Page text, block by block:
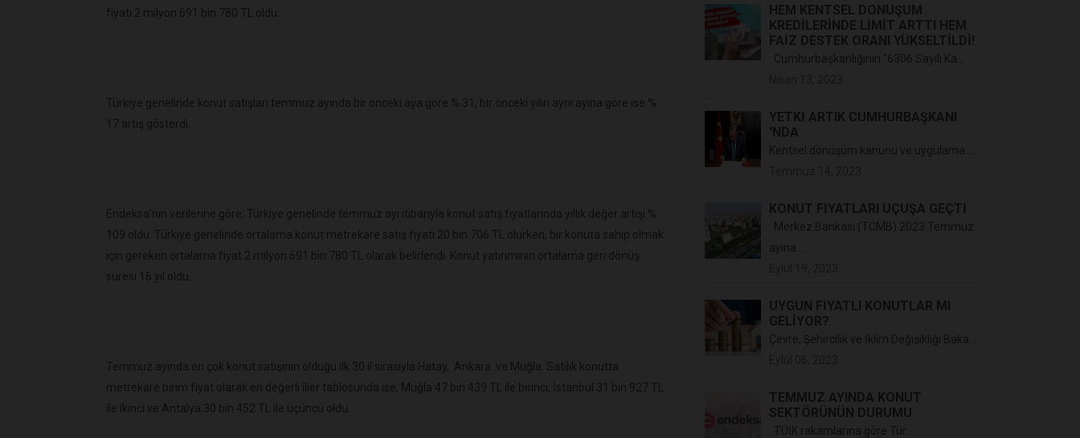
fiyatı 2 milyon 691 bin 780 TL oldu.
Türkiye genelinde konut satışları temmuz ayında bir önceki aya göre % 31, bir önceki yılın aynı ayına göre ise %
17 artış gösterdi.
Endeksa’nın verilerine göre; Türkiye genelinde temmuz ayı itibarıyla konut satış fiyatlarında yıllık değer artışı %
109 oldu. Türkiye genelinde ortalama konut metrekare satış fiyatı 20 bin 706 TL olurken, bir konuta sahip olmak
için gereken ortalama fiyat 2 milyon 691 bin 780 TL olarak belirlendi. Konut yatırımının ortalama geri dönüş
süresi 16 yıl oldu.
Temmuz ayında en çok konut satışının olduğu ilk 30 il sırasıyla Hatay, Ankara ve Muğla. Satılık konutta
metrekare birim fiyat olarak en değerli iller tablosunda ise; Muğla 47 bin 439 TL ile birinci, İstanbul 31 bin 927 TL
ile ikinci ve Antalya 30 bin 452 TL ile üçüncü oldu.
HEM KENTSEL DÖNÜŞÜM
KREDİLERİNDE LİMİT ARTTI HEM
FAİZ DESTEK ORANI YÜKSELTİLDİ!
Cumhurbaşkanlığının "6306 Sayılı Ka...
YETKİ ARTIK CUMHURBAŞKANI
'NDA
Kentsel dönüşüm kanunu ve uygulama ...
KONUT FİYATLARI UÇUŞA GEÇTİ
Merkez Bankası (TCMB) 2023 Temmuz
ayına ...
UYGUN FİYATLI KONUTLAR MI
GELİYOR?
Çevre, Şehircilik ve İklim Değişikliği Baka...
TEMMUZ AYINDA KONUT
SEKTÖRÜNÜN DURUMU
TÜİK rakamlarına göre Tür...